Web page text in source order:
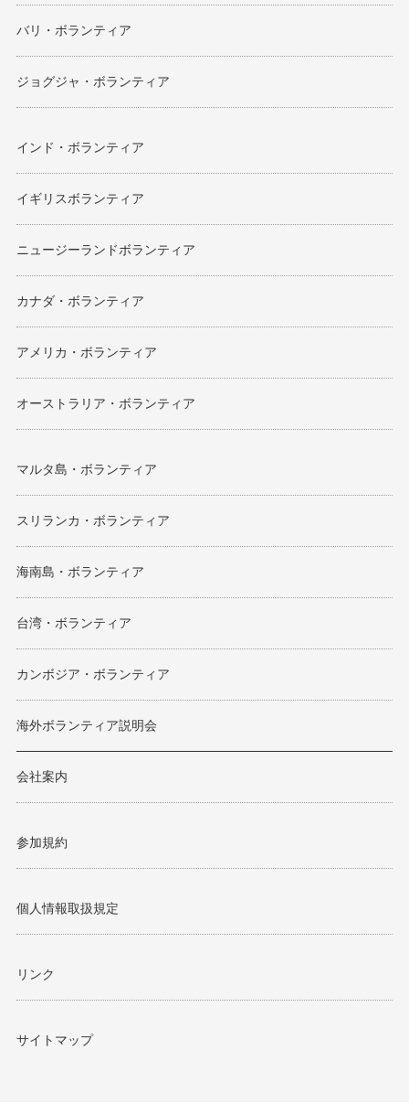
バリ・ボランティア
ジョグジャ・ボランティア
インド・ボランティア
イギリスボランティア
ニュージーランドボランティア
カナダ・ボランティア
アメリカ・ボランティア
オーストラリア・ボランティア
マルタ島・ボランティア
スリランカ・ボランティア
海南島・ボランティア
台湾・ボランティア
カンボジア・ボランティア
海外ボランティア説明会
会社案内
参加規約
個人情報取扱規定
リンク
サイトマップ